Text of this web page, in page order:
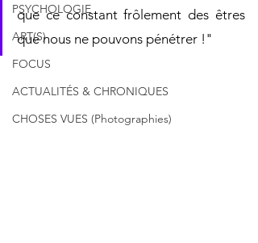
PSYCHOLOGIE
ART(S)
FOCUS
ACTUALITÉS & CHRONIQUES
CHOSES VUES (Photographies)
que ce constant frôlement des êtres
que nous ne pouvons pénétrer !"